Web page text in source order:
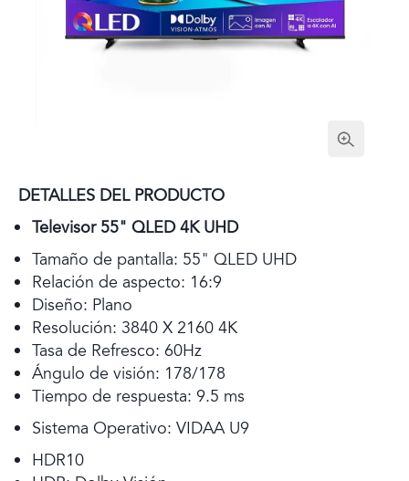
DETALLES DEL PRODUCTO
Televisor 55" QLED 4K UHD
Tamaño de pantalla: 55" QLED UHD
Relación de aspecto: 16:9
Diseño: Plano
Resolución: 3840 X 2160 4K
Tasa de Refresco: 60Hz
Ángulo de visión: 178/178
Tiempo de respuesta: 9.5 ms
Sistema Operativo: VIDAA U9
HDR10